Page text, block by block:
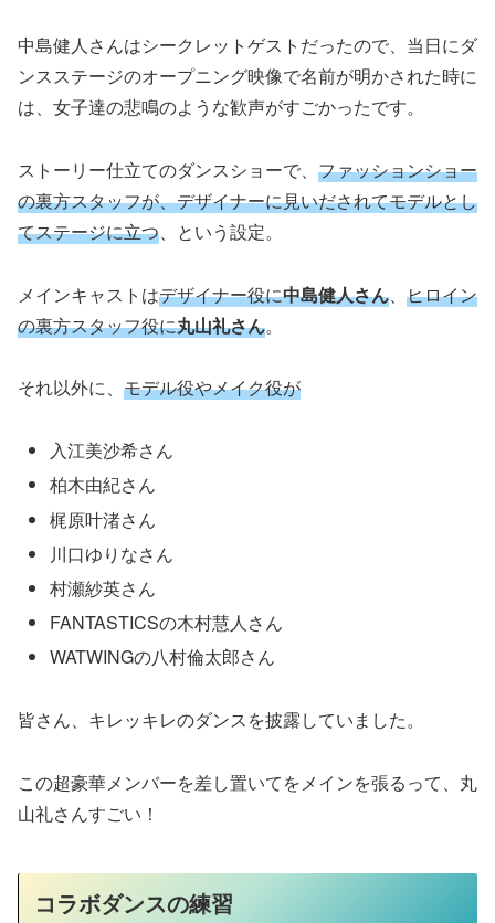
中島健人さんはシークレットゲストだったので、当日にダ
ンスステージのオープニング映像で名前が明かされた時に
は、女子達の悲鳴のような歓声がすごかったです。
ストーリー仕立てのダンスショーで、 ファッションショー
の裏方スタッフが、デザイナーに見いだされてモデルとし
てステージに立つ、という設定。
メインキャストはデザイナー役に中島健人さん、 ヒロイン
の裏方スタッフ役に丸山礼さん。
それ以外に、 モデル役やメイク役が
入江美沙希さん
柏木由紀さん
梶原叶渚さん
川口ゆりなさん
村瀬紗英さん
FANTASTICSの木村慧人さん
WATWINGの八村倫太郎さん
皆さん、キレッキレのダンスを披露していました。
この超豪華メンバーを差し置いてをメインを張るって、丸
山礼さんすごい！
コラボダンスの練習